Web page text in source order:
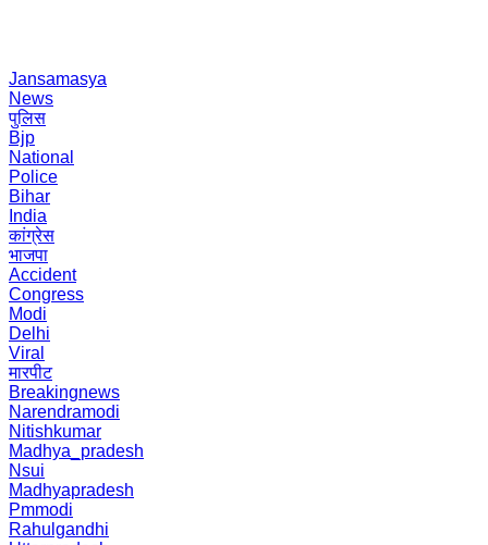
Jansamasya
News
पुलिस
Bjp
National
Police
Bihar
India
कांग्रेस
भाजपा
Accident
Congress
Modi
Delhi
Viral
मारपीट
Breakingnews
Narendramodi
Nitishkumar
Madhya_pradesh
Nsui
Madhyapradesh
Pmmodi
Rahulgandhi